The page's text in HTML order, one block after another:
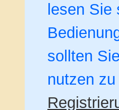
lesen Sie
sollten
nutzen